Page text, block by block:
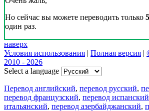
Но сейчас вы можете переводить только
один раз.
наверх
Условия использования | Полная версия |
2010 - 2026
Select a language
Перевод английский, перевод русский,
перевод французский, перевод испанский
итальянский, перевод азербайджанский,